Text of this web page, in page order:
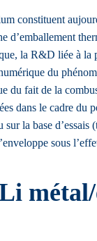
constituent
d’emballement
la R&D liée à
du
du fait de la
dans le cadre
la base
sous